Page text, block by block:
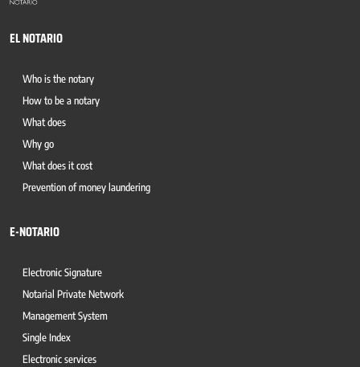
EL NOTARIO
Who is the notary
How to be a notary
What does
Why go
What does it cost
Prevention of money laundering
E-NOTARIO
Electronic Signature
Notarial Private Network
Management System
Single Index
Electronic services